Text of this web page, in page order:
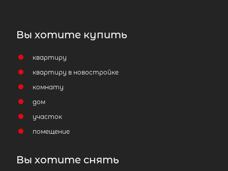
Вы хотите купить
квартиру
квартиру в новостройке
комнату
дом
участок
помещение
Вы хотите снять